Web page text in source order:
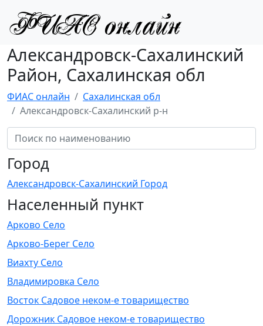
Александровск-Сахалинский
Район, Сахалинская обл
ФИАС онлайн
Сахалинская обл
Александровск-Сахалинский р-н
Город
Александровск-Сахалинский Город
Населенный пункт
Арково Село
Арково-Берег Село
Виахту Село
Владимировка Село
Восток Садовое неком-е товарищество
Дорожник Садовое неком-е товарищество